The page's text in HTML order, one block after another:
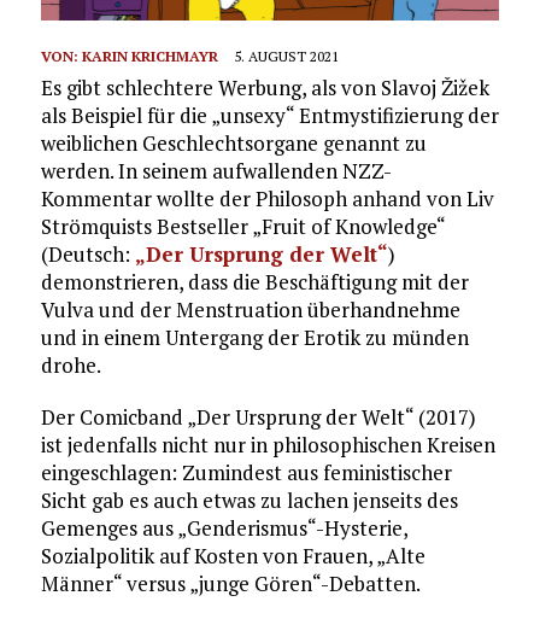
VON: KARIN KRICHMAYR 5. AUGUST 2021
Es gibt schlechtere Werbung, als von Slavoj Žižek
als Beispiel für die „unsexy“ Entmystifizierung der
weiblichen Geschlechtsorgane genannt zu
werden. In seinem aufwallenden NZZ-
Kommentar wollte der Philosoph anhand von Liv
Strömquists Bestseller „Fruit of Knowledge“
(Deutsch: „Der Ursprung der Welt“)
demonstrieren, dass die Beschäftigung mit der
Vulva und der Menstruation überhandnehme
und in einem Untergang der Erotik zu münden
drohe.
Der Comicband „Der Ursprung der Welt“ (2017)
ist jedenfalls nicht nur in philosophischen Kreisen
eingeschlagen: Zumindest aus feministischer
Sicht gab es auch etwas zu lachen jenseits des
Gemenges aus „Genderismus“-Hysterie,
Sozialpolitik auf Kosten von Frauen, „Alte
Männer“ versus „junge Gören“-Debatten.